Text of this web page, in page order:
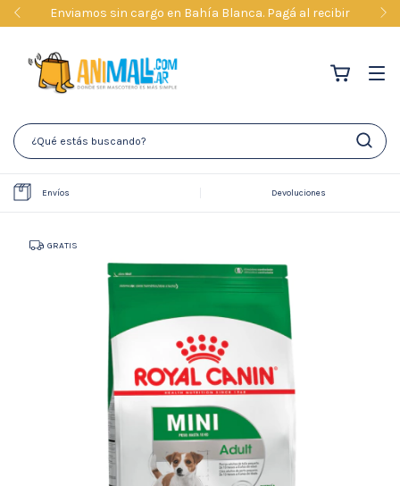
Compra por Whatsapp CLIC ACÁ >>
Envíos Devoluciones
GRATIS